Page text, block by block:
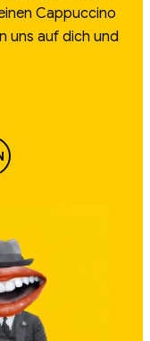
Cappuccino
uns auf dich und